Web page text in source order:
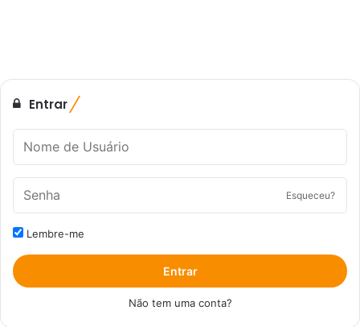
Entrar
Esqueceu?
Lembre-me
Entrar
Não tem uma conta?